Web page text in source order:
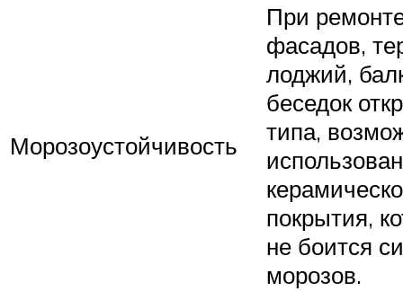
Морозоустойчивость
При
фасадов,
лоджий,
беседок
типа,
покрытия,
не боится
морозов.